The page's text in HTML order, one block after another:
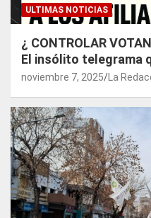
ULTIMAS NOTICIAS
¿ CONTROLAR
El insólito telegrama
noviembre 7, 2025 La